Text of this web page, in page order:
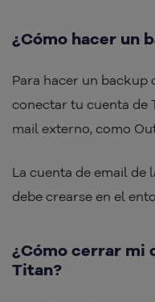
¿Cómo hacer un
Para hacer un backup
conectar tu cuenta de
mail externo, como
La cuenta de email de
debe crearse en el
¿Cómo cerrar mi
Titan?